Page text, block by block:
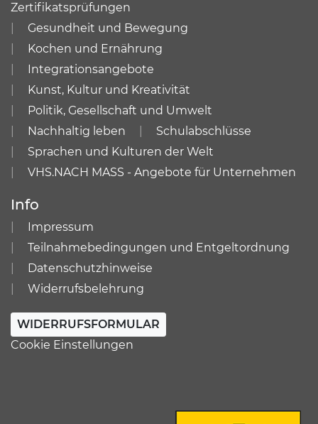
Zertifikatsprüfungen
Gesundheit und Bewegung
Kochen und Ernährung
Integrationsangebote
Kunst, Kultur und Kreativität
Politik, Gesellschaft und Umwelt
Nachhaltig leben
Schulabschlüsse
Sprachen und Kulturen der Welt
VHS.NACH MASS - Angebote für Unternehmen
Info
Impressum
Teilnahmebedingungen und Entgeltordnung
Datenschutzhinweise
Widerrufsbelehrung
WIDERRUFSFORMULAR
Cookie Einstellungen